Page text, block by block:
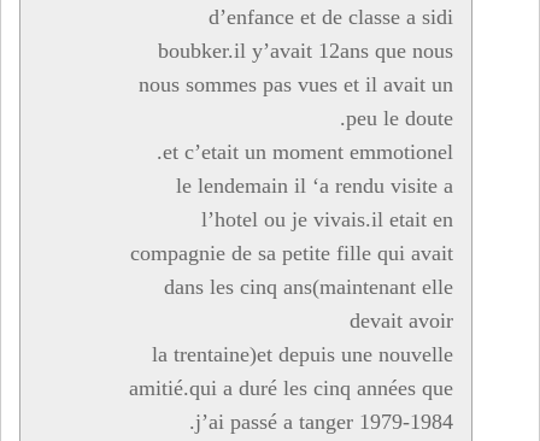
d’enfance et de classe a sidi
boubker.il y’avait 12ans que nous
nous sommes pas vues et il avait un
peu le doute.
et c’etait un moment emmotionel.
le lendemain il ‘a rendu visite a
l’hotel ou je vivais.il etait en
compagnie de sa petite fille qui avait
dans les cinq ans(maintenant elle
devait avoir
la trentaine)et depuis une nouvelle
amitié.qui a duré les cinq années que
j’ai passé a tanger 1979-1984.